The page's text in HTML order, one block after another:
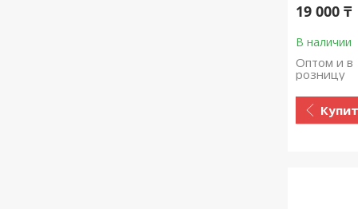
19 000 ₸
В наличии
Оптом и в
розницу